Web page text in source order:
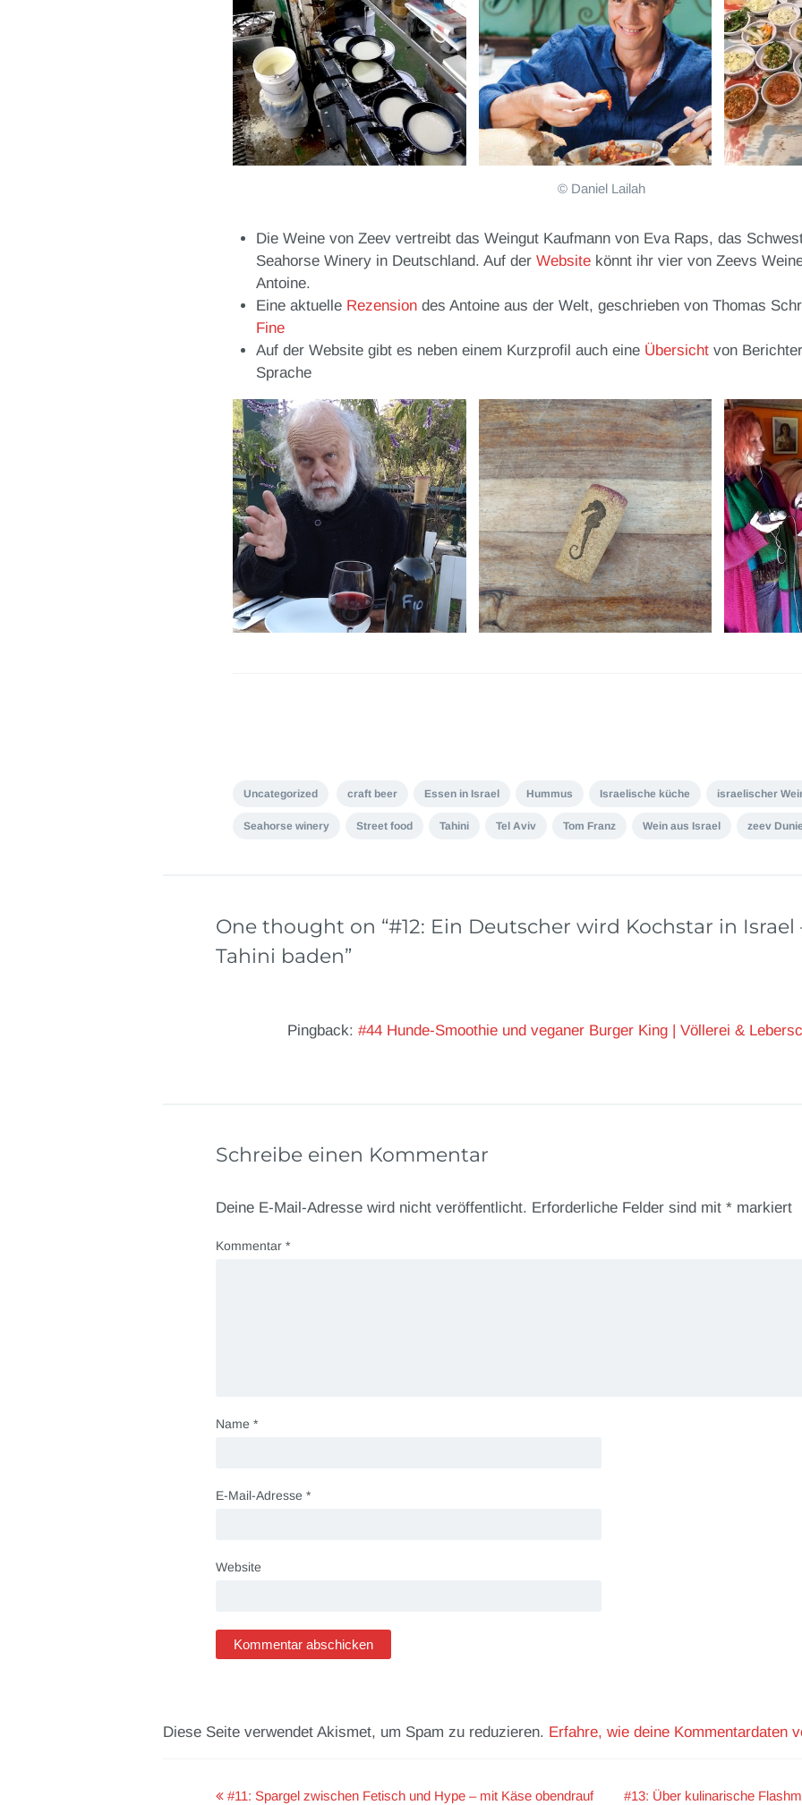
© Daniel Lailah
Die Weine von Zeev vertreibt das Weingut Kaufmann von Eva Raps, das
Seahorse Winery in Deutschland. Auf der Websitekönnt ihr vier von Zeevs
Antoine.
Eine aktuelle Rezensiondes Antoine aus der Welt, geschrieben von Thomas
Fine
Auf der Website gibt es neben einem Kurzprofil auch eine Übersichtvon
Sprache
Uncategorized craft beer Essen in Israel Hummus Israelische küche israelischer
Seahorse winery Street food Tahini Tel Aviv Tom Franz Wein aus Israel zeev Dunie
One thought on “#12: Ein Deutscher wird Kochstar in
Tahini baden”
Pingback: #44 Hunde-Smoothie und veganer Burger King | Völlerei &
Schreibe einen Kommentar
Deine E-Mail-Adresse wird nicht veröffentlicht. Erforderliche Felder sind mit *markiert
Kommentar *
Name *
E-Mail-Adresse *
Website
Diese Seite verwendet Akismet, um Spam zu reduzieren. Erfahre, wie deine Kommentardaten
#11: Spargel zwischen Fetisch und Hype – mit Käse obendrauf #13: Über kulinarische